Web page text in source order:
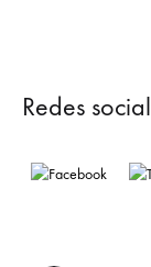
Redes